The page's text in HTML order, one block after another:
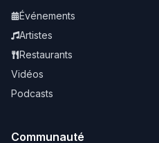
Événements
Artistes
Restaurants
Vidéos
Podcasts
Communauté